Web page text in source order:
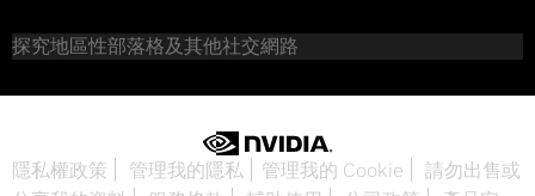
探究地區性部落格及其他社交網路
隱私權政策 管理我的隱私 管理我的 Cookie
請勿出售或